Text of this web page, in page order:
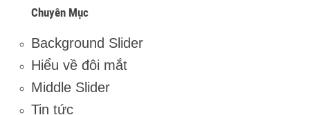
Chuyên Mục
Background Slider
Hiểu về đôi mắt
Middle Slider
Tin tức